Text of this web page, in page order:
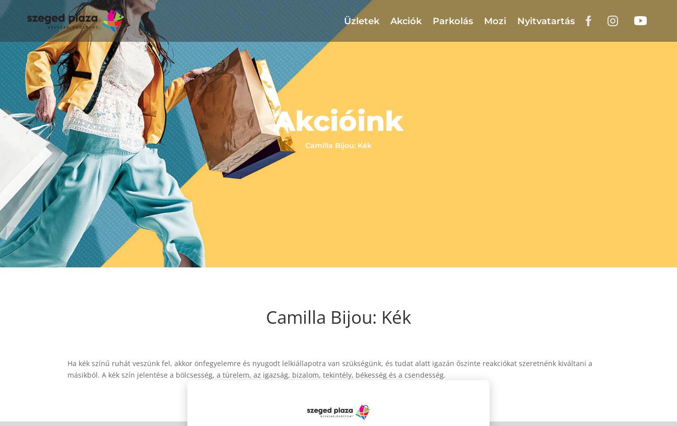
Üzletek Akciók Parkolás Mozi Nyitvatartás
Akcióink
Camilla Bijou: Kék
Camilla Bijou: Kék
Ha kék színű ruhát veszünk fel, akkor önfegyelemre és nyugodt lelkiállapotra van szükségünk, és tudat alatt igazán őszinte reakciókat szeretnénk kiváltani a
másikból. A kék szín jelentése a bölcsesség, a türelem, az igazság, bizalom, tekintély, békesség és a csendesség.